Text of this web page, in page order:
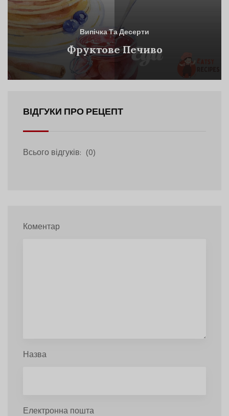
Випічка Та Десерти
Фруктове Печиво
ВІДГУКИ ПРО РЕЦЕПТ
Всього відгуків: (0)
Коментар
Назва
Електронна пошта